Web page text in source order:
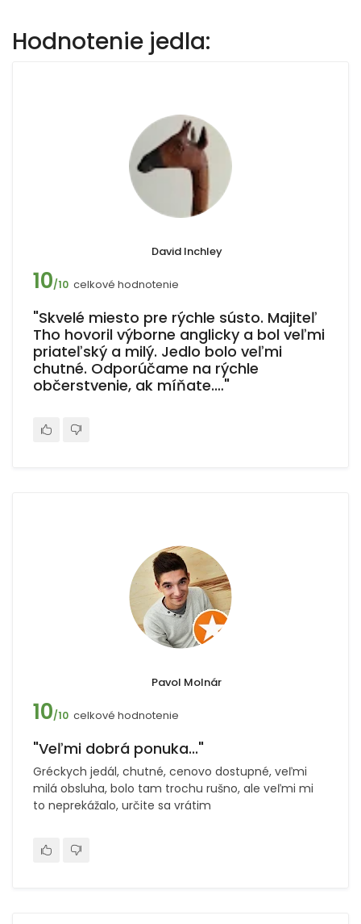
Hodnotenie jedla:
David Inchley
10/10 celkové hodnotenie
"Skvelé miesto pre rýchle sústo. Majiteľ
Tho hovoril výborne anglicky a bol veľmi
priateľský a milý. Jedlo bolo veľmi
chutné. Odporúčame na rýchle
občerstvenie, ak míňate.…"
Pavol Molnár
10/10 celkové hodnotenie
"Veľmi dobrá ponuka..."
Gréckych jedál, chutné, cenovo dostupné, veľmi
milá obsluha, bolo tam trochu rušno, ale veľmi mi
to neprekážalo, určite sa vrátim